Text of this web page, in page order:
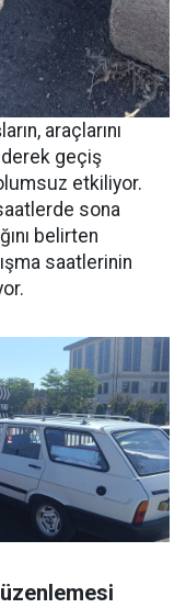
araçlarını
geçiş
etkiliyor.
sona
belirten
saatlerinin